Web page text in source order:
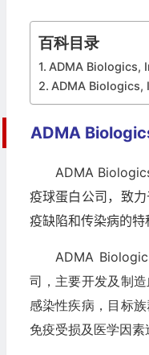
百科目录
ADMA Biologics,
ADMA Biologics,
ADMA
ADMA
疫球蛋白公司，致
疫缺陷和传染病的特
ADMA
司，主要开发及制
感染性疾病，目标
免疫受损及医学因素